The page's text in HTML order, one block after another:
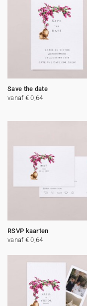
Save the date
vanaf € 0,64
RSVP kaarten
vanaf € 0,64